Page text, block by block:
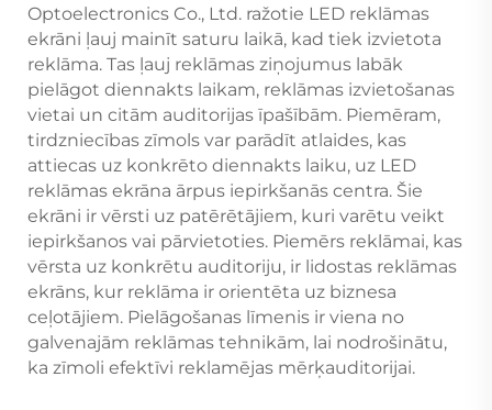
Optoelectronics Co., Ltd. ražotie LED reklāmas
ekrāni ļauj mainīt saturu laikā, kad tiek izvietota
reklāma. Tas ļauj reklāmas ziņojumus labāk
pielāgot diennakts laikam, reklāmas izvietošanas
vietai un citām auditorijas īpašībām. Piemēram,
tirdzniecības zīmols var parādīt atlaides, kas
attiecas uz konkrēto diennakts laiku, uz LED
reklāmas ekrāna ārpus iepirkšanās centra. Šie
ekrāni ir vērsti uz patērētājiem, kuri varētu veikt
iepirkšanos vai pārvietoties. Piemērs reklāmai, kas
vērsta uz konkrētu auditoriju, ir lidostas reklāmas
ekrāns, kur reklāma ir orientēta uz biznesa
ceļotājiem. Pielāgošanas līmenis ir viena no
galvenajām reklāmas tehnikām, lai nodrošinātu,
ka zīmoli efektīvi reklamējas mērķauditorijai.